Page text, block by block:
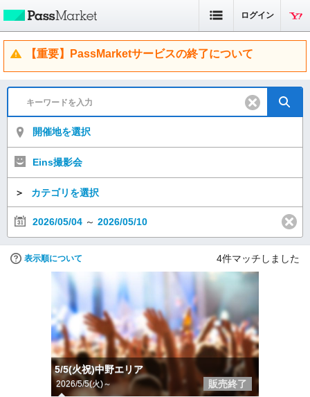
ログイン
【重要】PassMarketサービスの終了について
開催地を選択
Eins撮影会
＞ カテゴリを選択
2026/05/04 ～ 2026/05/10
表示順について 4件マッチしました
5/5(火祝)中野エリア
2026/5/5(火)～ 販売終了